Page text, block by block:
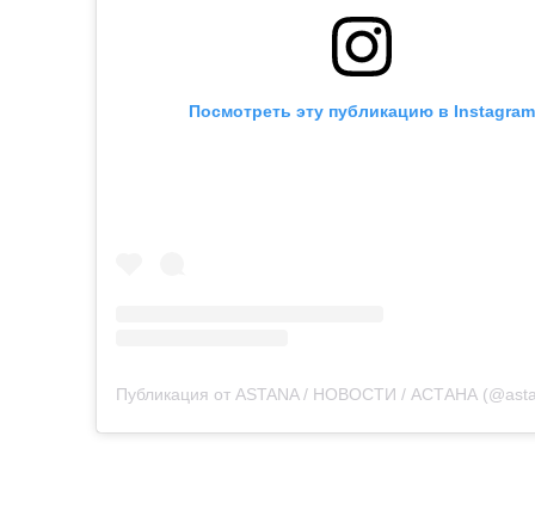
Посмотреть эту публикацию в Instagram
Публикация от ASTANA / НОВОСТИ / АСТАНА